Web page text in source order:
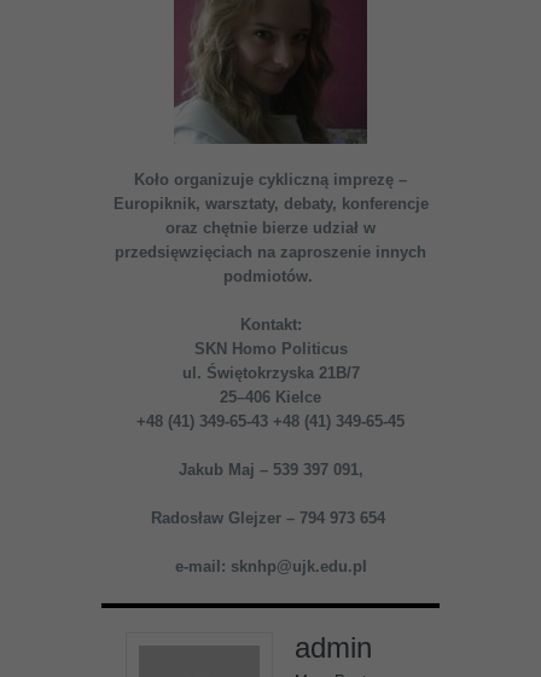
Koło organizuje cykliczną imprezę –
Europiknik, warsztaty, debaty, konferencje
oraz chętnie bierze udział w
przedsięwzięciach na zaproszenie innych
podmiotów.
Kontakt:
SKN Homo Politicus
ul. Świętokrzyska 21B/7
25–406 Kielce
+48 (41) 349-65-43 +48 (41) 349-65-45
Jakub Maj – 539 397 091,
Radosław Glejzer – 794 973 654
e-mail: sknhp@ujk.edu.pl
admin